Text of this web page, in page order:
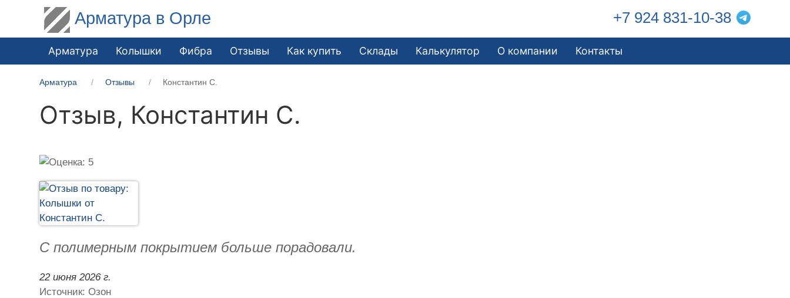
Арматура в Орле +7 924 831-10-38
Арматура Колышки Фибра Отзывы Как купить Склады Калькулятор О компании Контакты
Арматура Отзывы Константин С.
Отзыв, Константин С.
С полимерным покрытием больше порадовали.
22 июня 2026 г.
Источник: Озон